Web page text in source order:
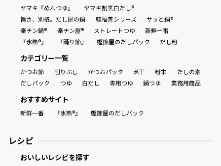
ヤマキ『めんつゆ』
ヤマキ割烹白だし®
旨さ、別格。だし屋の鍋
韓福善シリーズ
サッと鍋®
楽チン鍋®
楽チン屋® ストレートつゆ
新鮮一番
『氷熟®』
『踊り節』 鰹節屋のだしパック だし粉
カテゴリー一覧
かつお節 削りぶし かつおパック 煮干 粉末
だしの素
だしパック
つゆ 白だし 専用つゆ 鍋つゆ 業務用商品
おすすめサイト
新鮮一番 『氷熟®』 鰹節屋のだしパック
レシピ
おいしいレシピを探す